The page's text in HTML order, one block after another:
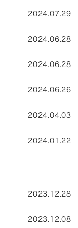
2024.07.29
2024.06.28
2024.06.28
2024.06.26
2024.04.03
2024.01.22
2023.12.28
2023.12.08